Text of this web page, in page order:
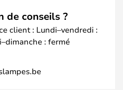
de conseils ?
client : Lundi–vendredi :
: fermé